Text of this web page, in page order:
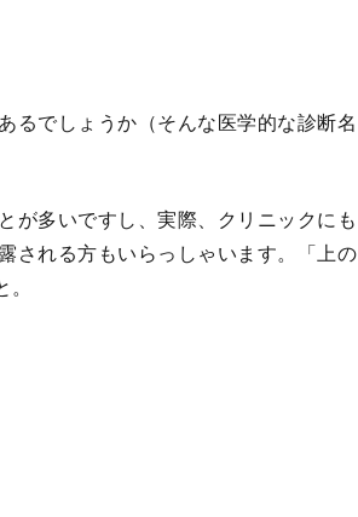
るでしょうか（そんな医学的な診断名
が多いですし、実際、クリニックにも
れる方もいらっしゃいます。「上の